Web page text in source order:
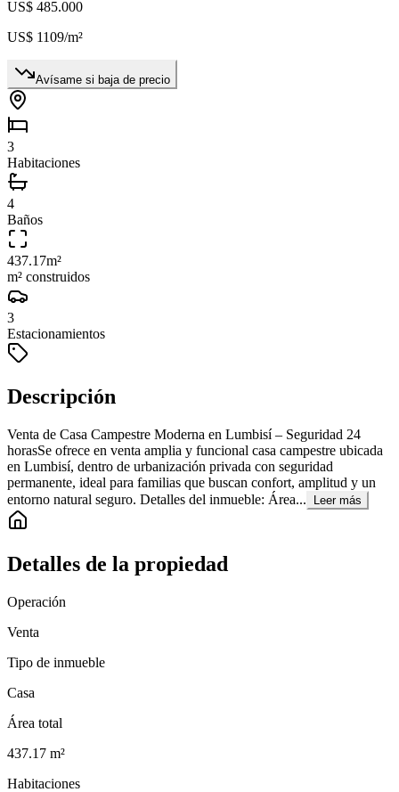
US$ 485.000
US$ 1109/m²
Avísame si baja de precio
3
Habitaciones
4
Baños
437.17m²
m² construidos
3
Estacionamientos
Descripción
Venta de Casa Campestre Moderna en Lumbisí – Seguridad 24
horasSe ofrece en venta amplia y funcional casa campestre ubicada
en Lumbisí, dentro de urbanización privada con seguridad
permanente, ideal para familias que buscan confort, amplitud y un
entorno natural seguro. Detalles del inmueble: Área...
Leer más
Detalles de la propiedad
Operación
Venta
Tipo de inmueble
Casa
Área total
437.17 m²
Habitaciones